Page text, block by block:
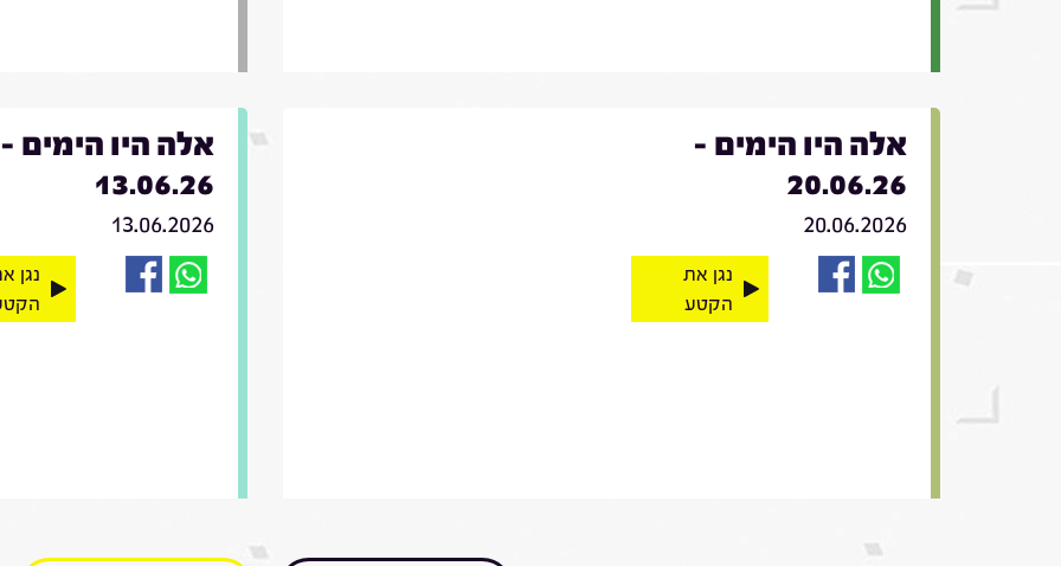
אלה היו הימים -
20.06.26
20.06.2026
נגן את
הקטע
אלה היו הימים -
13.06.26
13.06.2026
נגן